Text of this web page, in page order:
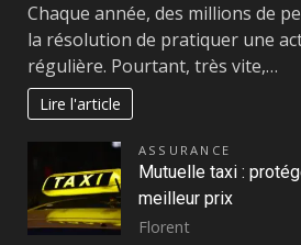
Chaque année, des millions de
la résolution de pratiquer une
régulière. Pourtant, très vite,…
Lire l'article
ASSURANCE
Mutuelle taxi :
meilleur prix
Florent